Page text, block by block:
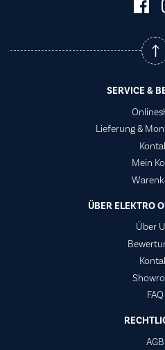
SERVICE &
Lieferung &
Mein
ÜBER ELEKTRO
Über
FAQ
AGB